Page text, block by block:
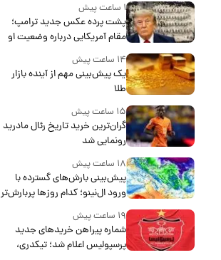
۱ ساعت پیش
پشت پرده عکس جدید ترامپ؛
مقام آمریکایی درباره وضعیت او
چه گفت؟
۱۴ ساعت پیش
یک پیش‌بینی مهم از آینده بازار
طلا
۱۵ ساعت پیش
گران‌ترین خرید تاریخ رئال مادرید
رونمایی شد
۱۸ ساعت پیش
پیش‌بینی بارش‌های گسترده با
ورود ال‌نینو؛ کدام روزها پربارش‌تر
خواهند بود؟
۱۹ ساعت پیش
شماره پیراهن خریدهای جدید
پرسپولیس اعلام شد؛ تیکدری،